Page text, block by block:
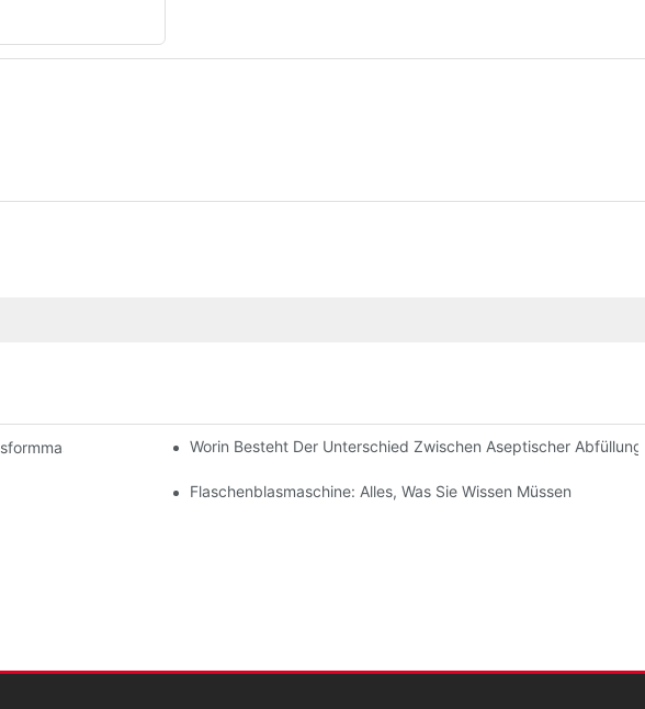
Für Flaschen – Extrusionsblasformmaschinen
Worin Besteht Der Unterschied Zwischen Aseptischer
Flaschenblasmaschine: Alles, Was Sie Wissen Müssen